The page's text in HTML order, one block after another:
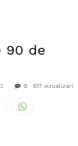
90 de
0 617 vizualizari